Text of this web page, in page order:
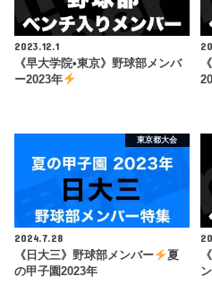
2023.12.1
《早大学院•東京》野球部メンバ
ー2023年
東京都大会
2024.7.28
《日大三》野球部メンバー
夏
の甲子園2023年